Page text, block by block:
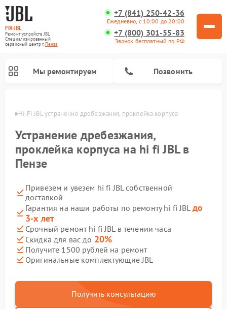
FIX-JBL
Ремонт устройств JBL
Специализированный
cервисный центр г.Пенза
+7 (841) 250-42-36
Ежедневно, с 10:00 до 20:00
+7 (800) 301-55-83
Звонок бесплатный по РФ
Мы ремонтируем Позвонить
Hi-Fi JBL устранение дребезжания, проклейка корпуса
Устранение дребезжания,
проклейка корпуса на hi fi JBL в
Пензе
Привезем и увезем hi fi JBL собственной
доставкой
Гарантия на наши работы по ремонту hi fi JBL до
3-х лет
Срочный ремонт hi fi JBL в течении часа
Скидка для вас до 20%
Получите 1500 рублей на ремонт
Оригинальные комплектующие JBL
Получить консультацию